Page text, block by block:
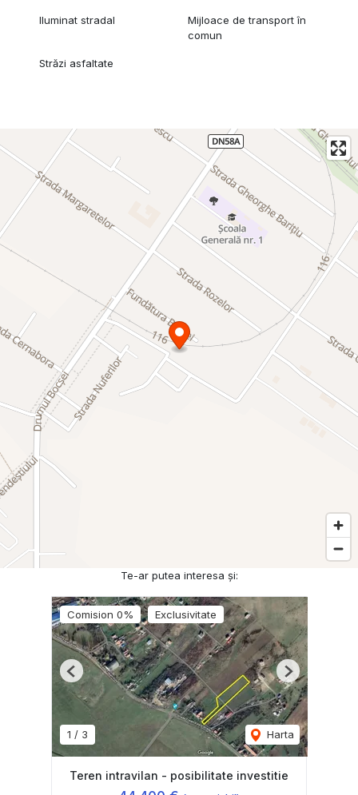
Iluminat stradal
Mijloace de transport în
comun
Străzi asfaltate
Te-ar putea interesa și:
Comision 0% Exclusivitate
1 / 3 Harta
Previous Next
Teren intravilan - posibilitate investitie